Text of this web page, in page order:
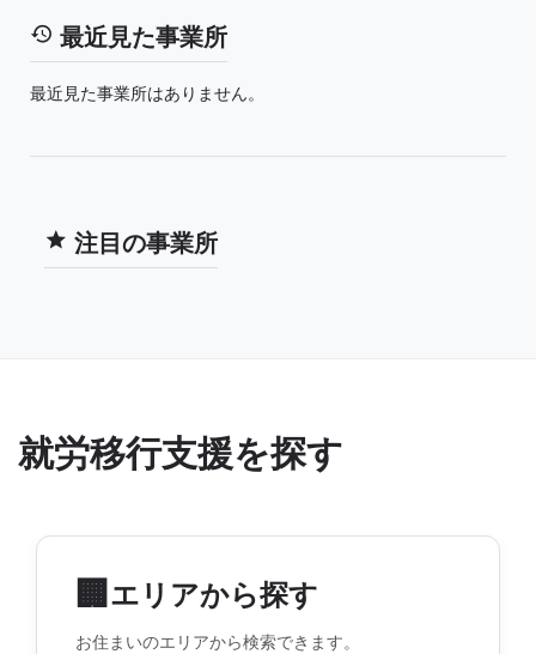
最近見た事業所
最近見た事業所はありません。
注目の事業所
就労移行支援を探す
🏢 エリアから探す
お住まいのエリアから検索できます。